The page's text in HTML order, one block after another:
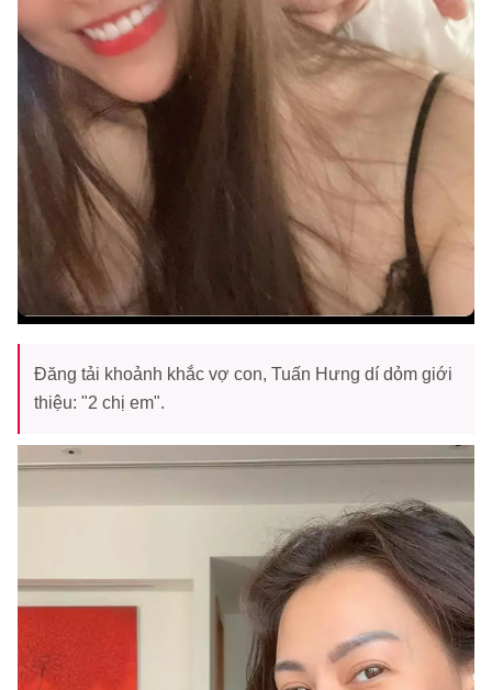
Đăng tải khoảnh khắc vợ con, Tuấn Hưng dí dỏm giới
thiệu: "2 chị em".